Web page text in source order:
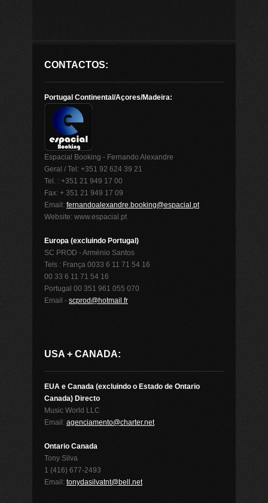
CONTACTOS:
Portugal Continental/Açores/Madeira:
Espacial Booking - Fernando Alexandre
Geral / Tel: +351 92 624 39 21
Tel. : +351 21 949 17 00
Fax: + 351 21 949 17 09
Email: fernandoalexandre.booking@espacial.pt
Website: www.espacial.pt
Europa (excluindo Portugal)
SC PROD - Arménio Santos
Tels : França 0033 6 11 71 54 16
00 33 6 11 71 54 16
Portugal 00 351 961 055 070
Email - scprod@hotmail.fr
USA + CANADA:
EUA e Canada (excluindo o Estado de Ontario
Canada) Directo
Music World LLC
Email: agenciamento@charter.net
Ontario Canada
Tony Silva
1 (416) 677-2493
Email: tonydasilvatnt@bell.net